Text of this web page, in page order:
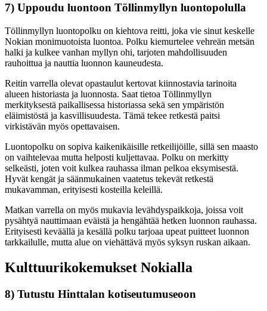
7) Uppoudu luontoon Töllinmyllyn luontopolulla
Töllinmyllyn luontopolku on kiehtova reitti, joka vie sinut keskelle
Nokian monimuotoista luontoa. Polku kiemurtelee vehreän metsän
halki ja kulkee vanhan myllyn ohi, tarjoten mahdollisuuden
rauhoittua ja nauttia luonnon kauneudesta.
Reitin varrella olevat opastaulut kertovat kiinnostavia tarinoita
alueen historiasta ja luonnosta. Saat tietoa Töllinmyllyn
merkityksestä paikallisessa historiassa sekä sen ympäristön
eläimistöstä ja kasvillisuudesta. Tämä tekee retkestä paitsi
virkistävän myös opettavaisen.
Luontopolku on sopiva kaikenikäisille retkeilijöille, sillä sen maasto
on vaihtelevaa mutta helposti kuljettavaa. Polku on merkitty
selkeästi, joten voit kulkea rauhassa ilman pelkoa eksymisestä.
Hyvät kengät ja säänmukainen vaatetus tekevät retkestä
mukavamman, erityisesti kosteilla keleillä.
Matkan varrella on myös mukavia levähdyspaikkoja, joissa voit
pysähtyä nauttimaan eväistä ja hengähtää hetken luonnon rauhassa.
Erityisesti keväällä ja kesällä polku tarjoaa upeat puitteet luonnon
tarkkailulle, mutta alue on viehättävä myös syksyn ruskan aikaan.
Kulttuurikokemukset Nokialla
8) Tutustu Hinttalan kotiseutumuseoon